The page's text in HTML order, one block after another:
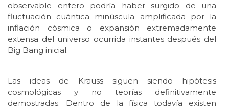
observable entero podría haber surgido de una
fluctuación cuántica minúscula amplificada por la
inflación cósmica o expansión extremadamente
extensa del universo ocurrida instantes después del
Big Bang inicial.
Las ideas de Krauss siguen siendo hipótesis
cosmológicas y no teorías definitivamente
demostradas. Dentro de la física todavía existen